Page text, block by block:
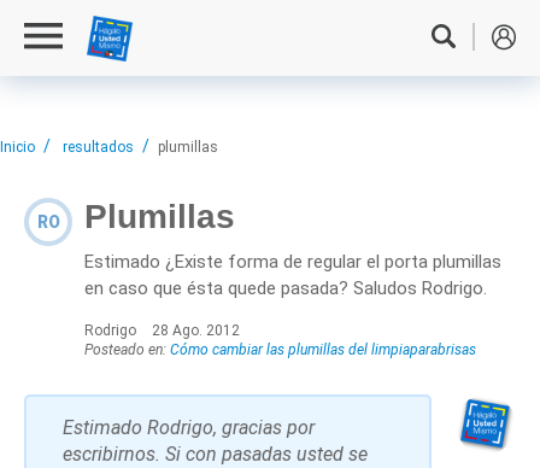
Inicio resultados plumillas
RO Plumillas
Estimado ¿Existe forma de regular el porta plumillas
en caso que ésta quede pasada? Saludos Rodrigo.
Rodrigo
28 Ago. 2012
Posteado en: Cómo cambiar las plumillas del limpiaparabrisas
Estimado Rodrigo, gracias por
escribirnos. Si con pasadas usted se